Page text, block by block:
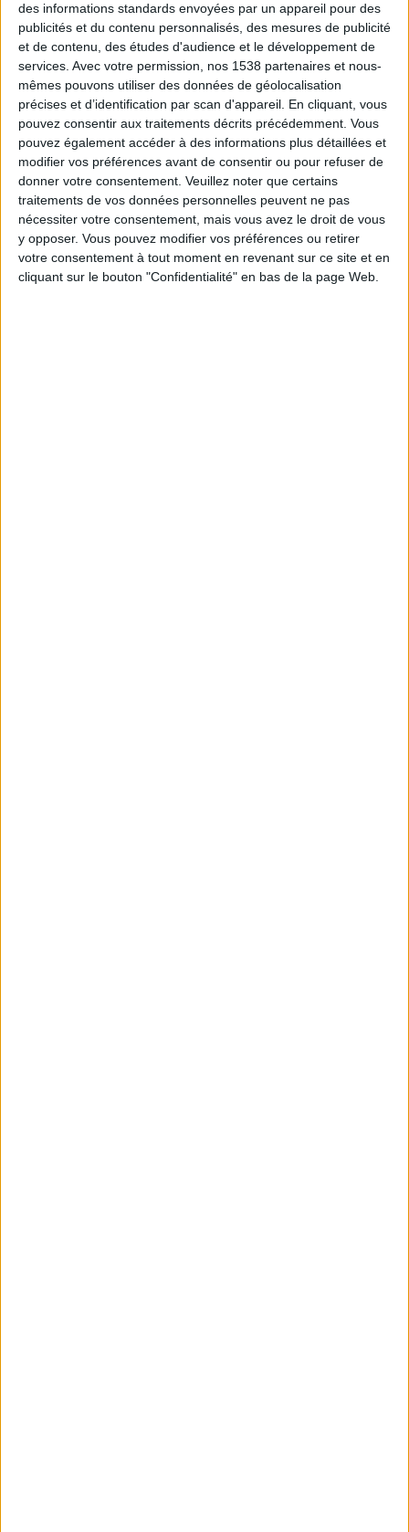
des informations standards envoyées par un appareil pour des
publicités et du contenu personnalisés, des mesures de publicité
et de contenu, des études d'audience et le développement de
services. Avec votre permission, nos 1538 partenaires et nous-
mêmes pouvons utiliser des données de géolocalisation
précises et d’identification par scan d'appareil. En cliquant, vous
pouvez consentir aux traitements décrits précédemment. Vous
pouvez également accéder à des informations plus détaillées et
modifier vos préférences avant de consentir ou pour refuser de
donner votre consentement. Veuillez noter que certains
traitements de vos données personnelles peuvent ne pas
nécessiter votre consentement, mais vous avez le droit de vous
y opposer. Vous pouvez modifier vos préférences ou retirer
votre consentement à tout moment en revenant sur ce site et en
cliquant sur le bouton "Confidentialité" en bas de la page Web.
Bas du Corps en Feu : 30 min Cardio + Renfo
Muscu | GymWaouw 8H avec Léa du
03/09/2025